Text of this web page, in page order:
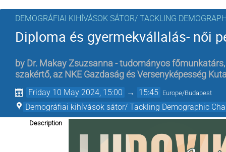
DEMOGRÁFIAI KIHÍVÁSOK SÁTOR/ TACKLING
Diploma és gyermekvállalás- női
by Dr. Makay Zsuzsanna - tudományos
szakértő, az NKE Gazdaság és Versenyképesség
Friday 10 May 2024, 15:00 → 15:45 Europe/Budapest
Demográfiai kihívások sátor/ Tackling Demographic
Description